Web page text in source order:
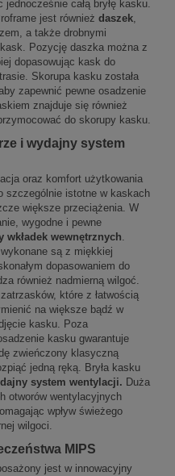
całą bryłę kasku.
jest również daszek
a także drobnymi
Pozycję daszka można z
dopasowując kask do
Skorupa kasku została
zapewnić pewne osadzenie
znajduje się również
do skorupy kasku.
i wydajny system
oraz komfort użytkowania
szczególnie istotne w kaskach
większe przeciążenia. W
wygodne i pewne
wkładek wewnętrznych
są z miękkiej
dopasowaniem do
również nadmierną wilgoć.
które z łatwością
na większe bądź w
kasku. Poza
kasku gwarantuje
zwieńczony klasyczną
jedną ręką. Bryła kasku
system wentylacji. Duża
otworów wentylacyjnych
wpływ świeżego
wilgoci.
MIPS
jest w innowacyjny